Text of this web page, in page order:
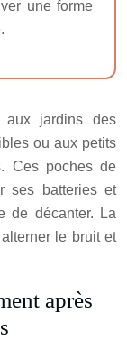
une forme
aux jardins des
ou aux petits
Ces poches de
ses batteries et
de décanter. La
le bruit et
après